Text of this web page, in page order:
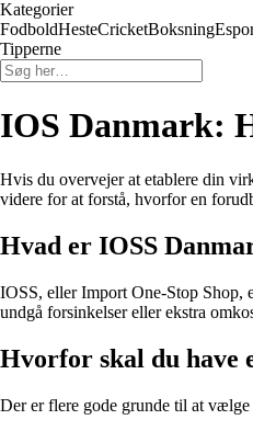
Kategorier
FodboldHesteCricketBoksning
Tipperne
IOS Danmark:
Hvis du overvejer at etablere din
videre for at forstå, hvorfor en
Hvad er IOSS
IOSS, eller Import One-Stop Shop,
undgå forsinkelser eller ekstra
Hvorfor skal du have
Der er flere gode grunde til at